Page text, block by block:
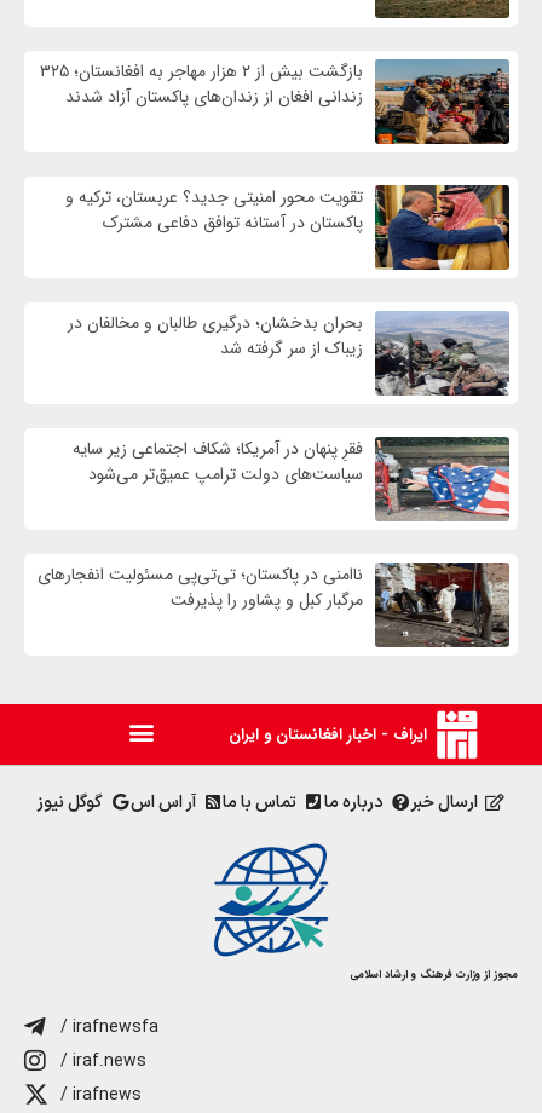
بازگشت بیش از ۲ هزار مهاجر به افغانستان؛ ۳۲۵
زندانی افغان از زندان‌های پاکستان آزاد شدند
تقویت محور امنیتی جدید؟ عربستان، ترکیه و
پاکستان در آستانه توافق دفاعی مشترک
بحران بدخشان؛ درگیری طالبان و مخالفان در
زیباک از سر گرفته شد
فقرِ پنهان در آمریکا؛ شکاف اجتماعی زیر سایه
سیاست‌های دولت ترامپ عمیق‌تر می‌شود
ناامنی در پاکستان؛ تی‌تی‌پی مسئولیت انفجارهای
مرگبار کبل و پشاور را پذیرفت
ایراف - اخبار افغانستان و ایران
ارسال خبر درباره ما تماس با ما آر اس اس گوگل نیوز
مجوز از وزارت فرهنگ و ارشاد اسلامی
/ irafnewsfa
/ iraf.news
/ irafnews